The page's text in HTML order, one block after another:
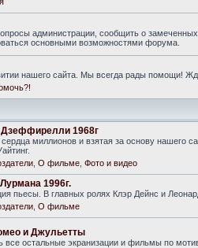
администрации, сообщить о
основными возможностями форума.
нашего сайта. Мы всегда рады помощи!
1968г
миллионов и взятая за основу нашего
О фильме Фото и видео
1996г.
пьесы. В главных ролях Клэр Дейнс и
О фильме
и Джульетты
все остальные экранизации и фильмы по